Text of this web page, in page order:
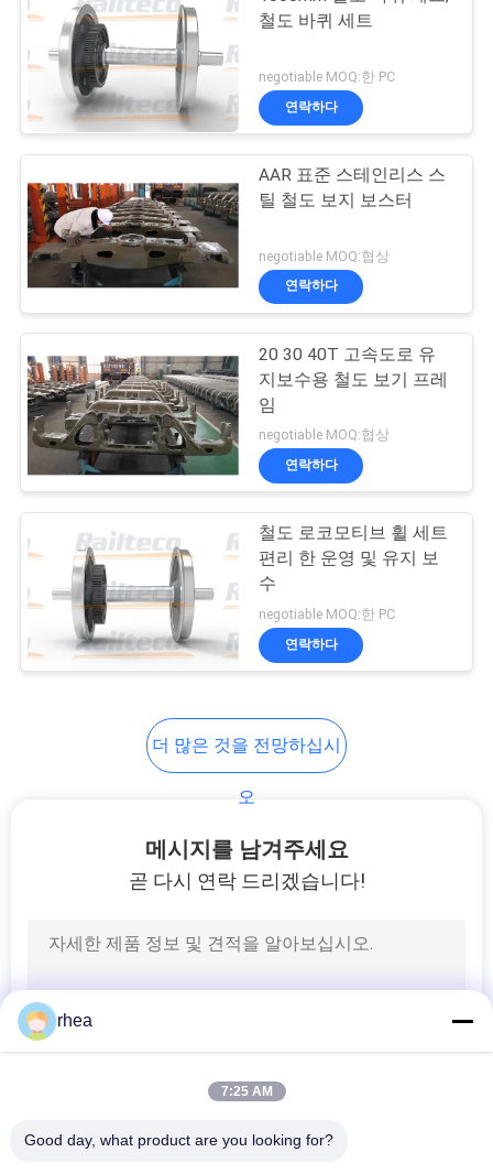
경
우
사
이
트
맵
PRIVACY
POLICY
철도 바퀴 세트
negotiable MOQ:한 PC
연락하다
AAR 표준 스테인리스 스
틸 철도 보지 보스터
negotiable MOQ:협상
연락하다
20 30 40T 고속도로 유
지보수용 철도 보기 프레
임
negotiable MOQ:협상
연락하다
철도 로코모티브 휠 세트
편리 한 운영 및 유지 보
수
negotiable MOQ:한 PC
연락하다
더 많은 것을 전망하십시
오
메시지를 남겨주세요
곧 다시 연락 드리겠습니다!
rhea
7:25 AM
Good day, what product are you looking for?